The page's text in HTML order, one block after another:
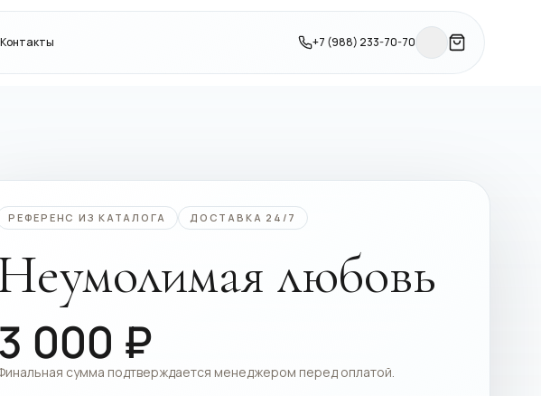
Контакты +7 (988) 233-70-70
РЕФЕРЕНС ИЗ КАТАЛОГА ДОСТАВКА 24/7
любовь
3 000 ₽
сумма подтверждается менеджером перед оплатой.